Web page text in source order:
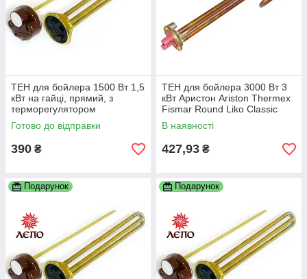
ТЕН для бойлера 1500 Вт 1,5
кВт на гайці, прямий, з
терморегулятором
Готово до відправки
390 ₴
ТЕН для бойлера 3000 Вт 3
кВт Аристон Ariston Thermex
Fismar Round Liko Classic
Alpari Реал DeLuxe та ін.
В наявності
427,93 ₴
Подарунок Подарунок